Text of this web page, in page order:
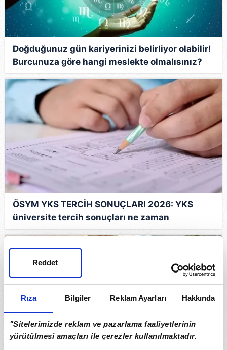
Rıza Bilgiler Reklam Ayarları Hakkında
"Sitelerimizde reklam ve pazarlama faaliyetlerinin
yürütülmesi amaçları ile çerezler kullanılmaktadır.
Reddet
Doğduğunuz gün kariyerinizi belirliyor olabilir!
Burcunuza göre hangi meslekte olmalısınız?
ÖSYM YKS TERCİH SONUÇLARI 2026: YKS
üniversite tercih sonuçları ne zaman
açıklanacak, nereden öğrenilir?